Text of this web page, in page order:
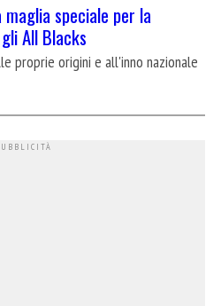
maglia speciale per la
All Blacks
proprie origini e all'inno nazionale